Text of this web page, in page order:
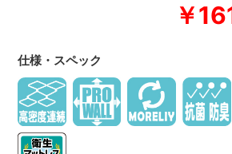
￥
仕様・スペック